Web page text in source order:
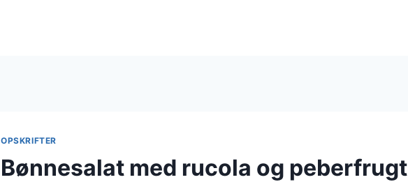
OPSKRIFTER
Bønnesalat med rucola og peberfrugt